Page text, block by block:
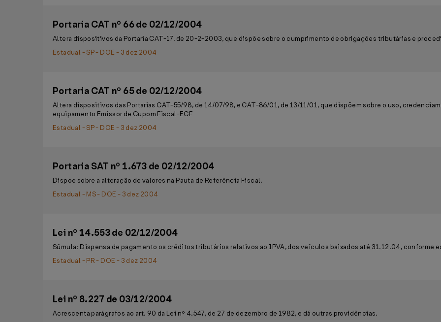
Portaria CAT nº 66 de 02/12/2004
Altera dispositivos da Portaria CAT-17, de 20-2-2003, que dispõe sobre o cumprimento de obrigações tributárias e
Estadual - SP - DOE - 3 dez 2004
Portaria CAT nº 65 de 02/12/2004
Altera dispositivos das Portarias CAT-55/98, de 14/07/98, e CAT-86/01, de 13/11/01, que dispõem sobre o uso,
equipamento Emissor de Cupom Fiscal-ECF
Estadual - SP - DOE - 3 dez 2004
Portaria SAT nº 1.673 de 02/12/2004
Dispõe sobre a alteração de valores na Pauta de Referência Fiscal.
Estadual - MS - DOE - 3 dez 2004
Lei nº 14.553 de 02/12/2004
Súmula: Dispensa de pagamento os créditos tributários relativos ao IPVA, dos veículos baixados até 31.12.04, conforme
Estadual - PR - DOE - 3 dez 2004
Lei nº 8.227 de 03/12/2004
Acrescenta parágrafos ao art. 90 da Lei nº 4.547, de 27 de dezembro de 1982, e dá outras providências.